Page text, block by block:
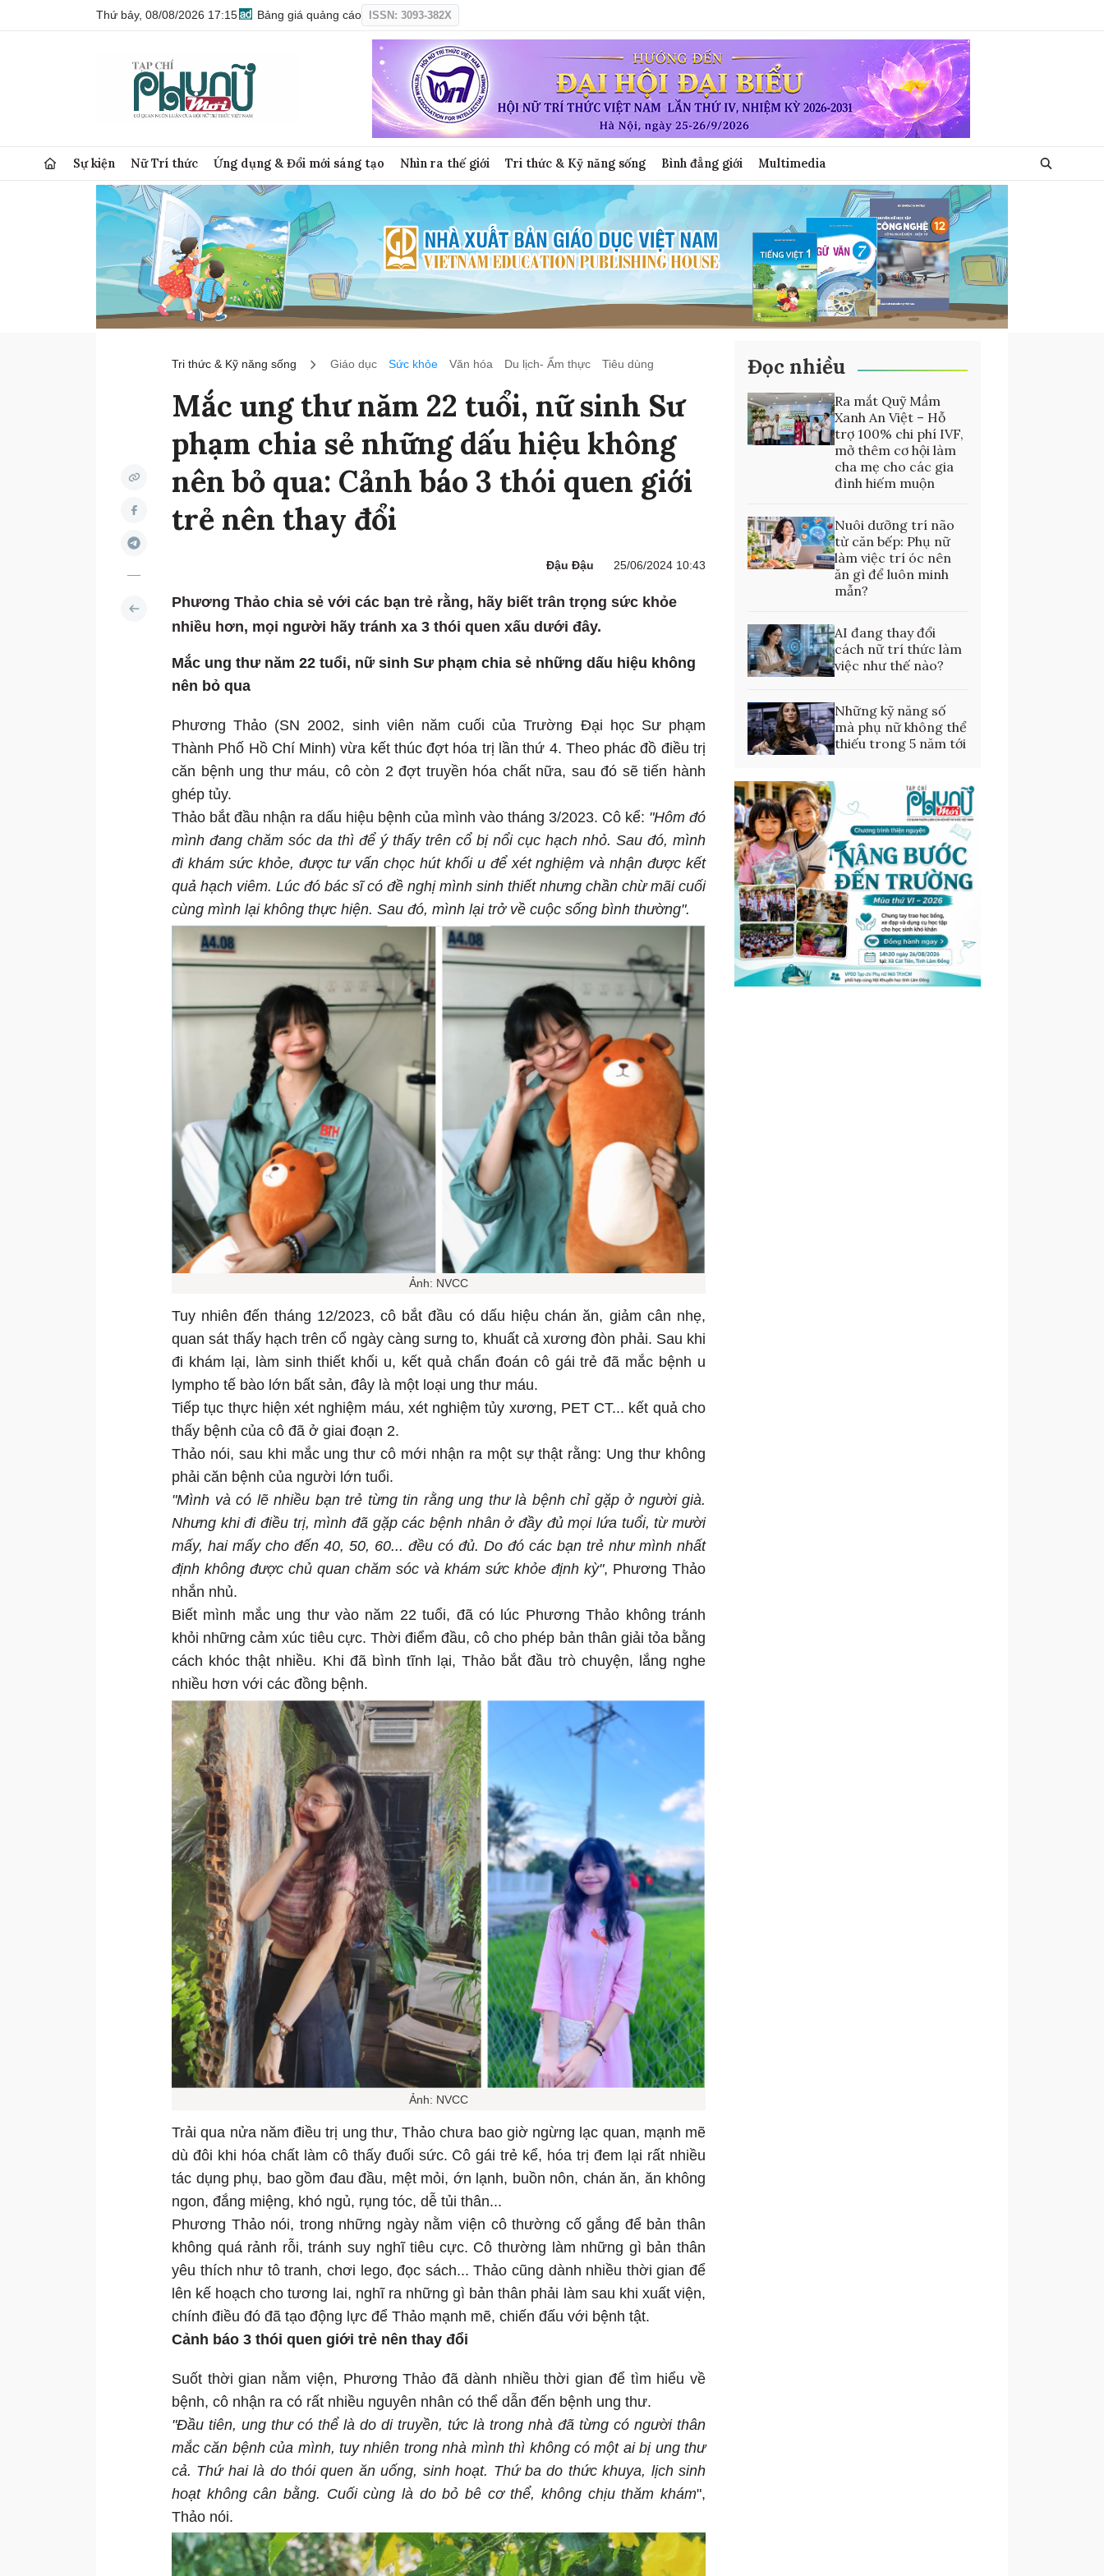
Thứ bảy, 08/08/2026 17:15 Bảng giá quảng cáo ISSN: 3093-382X
Sự kiện Nữ Trí thức Ứng dụng & Đổi mới sáng tạo Nhìn ra thế giới Tri thức & Kỹ năng sống Bình đẳng giới Multimedia
Tri thức & Kỹ năng sống Giáo dục Sức khỏe Văn hóa Du lịch- Ẩm thực Tiêu dùng
Mắc ung thư năm 22 tuổi, nữ sinh Sư
phạm chia sẻ những dấu hiệu không
nên bỏ qua: Cảnh báo 3 thói quen giới
trẻ nên thay đổi
Đậu Đậu 25/06/2024 10:43
Phương Thảo chia sẻ với các bạn trẻ rằng, hãy biết trân trọng sức khỏe
nhiều hơn, mọi người hãy tránh xa 3 thói quen xấu dưới đây.
Mắc ung thư năm 22 tuổi, nữ sinh Sư phạm chia sẻ những dấu hiệu không
nên bỏ qua
Phương Thảo (SN 2002, sinh viên năm cuối của Trường Đại học Sư phạm
Thành Phố Hồ Chí Minh) vừa kết thúc đợt hóa trị lần thứ 4. Theo phác đồ điều trị
căn bệnh ung thư máu, cô còn 2 đợt truyền hóa chất nữa, sau đó sẽ tiến hành
ghép tủy.
Thảo bắt đầu nhận ra dấu hiệu bệnh của mình vào tháng 3/2023. Cô kể: "Hôm đó
mình đang chăm sóc da thì để ý thấy trên cổ bị nổi cục hạch nhỏ. Sau đó, mình
đi khám sức khỏe, được tư vấn chọc hút khối u để xét nghiệm và nhận được kết
quả hạch viêm. Lúc đó bác sĩ có đề nghị mình sinh thiết nhưng chần chừ mãi cuối
cùng mình lại không thực hiện. Sau đó, mình lại trở về cuộc sống bình thường".
Ảnh: NVCC
Tuy nhiên đến tháng 12/2023, cô bắt đầu có dấu hiệu chán ăn, giảm cân nhẹ,
quan sát thấy hạch trên cổ ngày càng sưng to, khuất cả xương đòn phải. Sau khi
đi khám lại, làm sinh thiết khối u, kết quả chẩn đoán cô gái trẻ đã mắc bệnh u
lympho tế bào lớn bất sản, đây là một loại ung thư máu.
Tiếp tục thực hiện xét nghiệm máu, xét nghiệm tủy xương, PET CT... kết quả cho
thấy bệnh của cô đã ở giai đoạn 2.
Thảo nói, sau khi mắc ung thư cô mới nhận ra một sự thật rằng: Ung thư không
phải căn bệnh của người lớn tuổi.
"Mình và có lẽ nhiều bạn trẻ từng tin rằng ung thư là bệnh chỉ gặp ở người già.
Nhưng khi đi điều trị, mình đã gặp các bệnh nhân ở đầy đủ mọi lứa tuổi, từ mười
mấy, hai mấy cho đến 40, 50, 60... đều có đủ. Do đó các bạn trẻ như mình nhất
định không được chủ quan chăm sóc và khám sức khỏe định kỳ", Phương Thảo
nhắn nhủ.
Biết mình mắc ung thư vào năm 22 tuổi, đã có lúc Phương Thảo không tránh
khỏi những cảm xúc tiêu cực. Thời điểm đầu, cô cho phép bản thân giải tỏa bằng
cách khóc thật nhiều. Khi đã bình tĩnh lại, Thảo bắt đầu trò chuyện, lắng nghe
nhiều hơn với các đồng bệnh.
Ảnh: NVCC
Trải qua nửa năm điều trị ung thư, Thảo chưa bao giờ ngừng lạc quan, mạnh mẽ
dù đôi khi hóa chất làm cô thấy đuối sức. Cô gái trẻ kể, hóa trị đem lại rất nhiều
tác dụng phụ, bao gồm đau đầu, mệt mỏi, ớn lạnh, buồn nôn, chán ăn, ăn không
ngon, đắng miệng, khó ngủ, rụng tóc, dễ tủi thân...
Phương Thảo nói, trong những ngày nằm viện cô thường cố gắng để bản thân
không quá rảnh rỗi, tránh suy nghĩ tiêu cực. Cô thường làm những gì bản thân
yêu thích như tô tranh, chơi lego, đọc sách... Thảo cũng dành nhiều thời gian để
lên kế hoạch cho tương lai, nghĩ ra những gì bản thân phải làm sau khi xuất viện,
chính điều đó đã tạo động lực để Thảo mạnh mẽ, chiến đấu với bệnh tật.
Cảnh báo 3 thói quen giới trẻ nên thay đổi
Suốt thời gian nằm viện, Phương Thảo đã dành nhiều thời gian để tìm hiểu về
bệnh, cô nhận ra có rất nhiều nguyên nhân có thể dẫn đến bệnh ung thư.
"Đầu tiên, ung thư có thể là do di truyền, tức là trong nhà đã từng có người thân
mắc căn bệnh của mình, tuy nhiên trong nhà mình thì không có một ai bị ung thư
cả. Thứ hai là do thói quen ăn uống, sinh hoạt. Thứ ba do thức khuya, lịch sinh
hoạt không cân bằng. Cuối cùng là do bỏ bê cơ thể, không chịu thăm khám",
Thảo nói.
Đọc nhiều
Ra mắt Quỹ Mầm
Xanh An Việt – Hỗ
trợ 100% chi phí IVF,
mở thêm cơ hội làm
cha mẹ cho các gia
đình hiếm muộn
Nuôi dưỡng trí não
từ căn bếp: Phụ nữ
làm việc trí óc nên
ăn gì để luôn minh
mẫn?
AI đang thay đổi
cách nữ trí thức làm
việc như thế nào?
Những kỹ năng số
mà phụ nữ không thể
thiếu trong 5 năm tới